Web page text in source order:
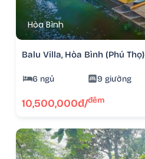
Hòa Bình
Balu Villa, Hòa Bình (Phú Thọ)
6 ngủ 9 giường
10,500,000đ/đêm